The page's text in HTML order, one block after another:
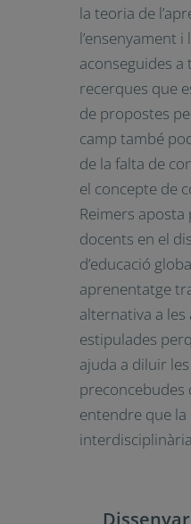
la teoria de
l’ensenyament i
aconseguides a
recerques que
de propostes
camp també
de la falta de
el concepte de
Reimers
docents en el
d’educació
aprenentatge
alternativa a les
estipulades
ajuda a diluir
preconcebudes
entendre que la